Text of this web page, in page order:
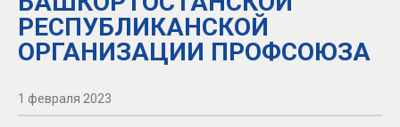
РЕСПУБЛИКАНСКОЙ
ОРГАНИЗАЦИИ ПРОФСОЮЗА
1 февраля 2023